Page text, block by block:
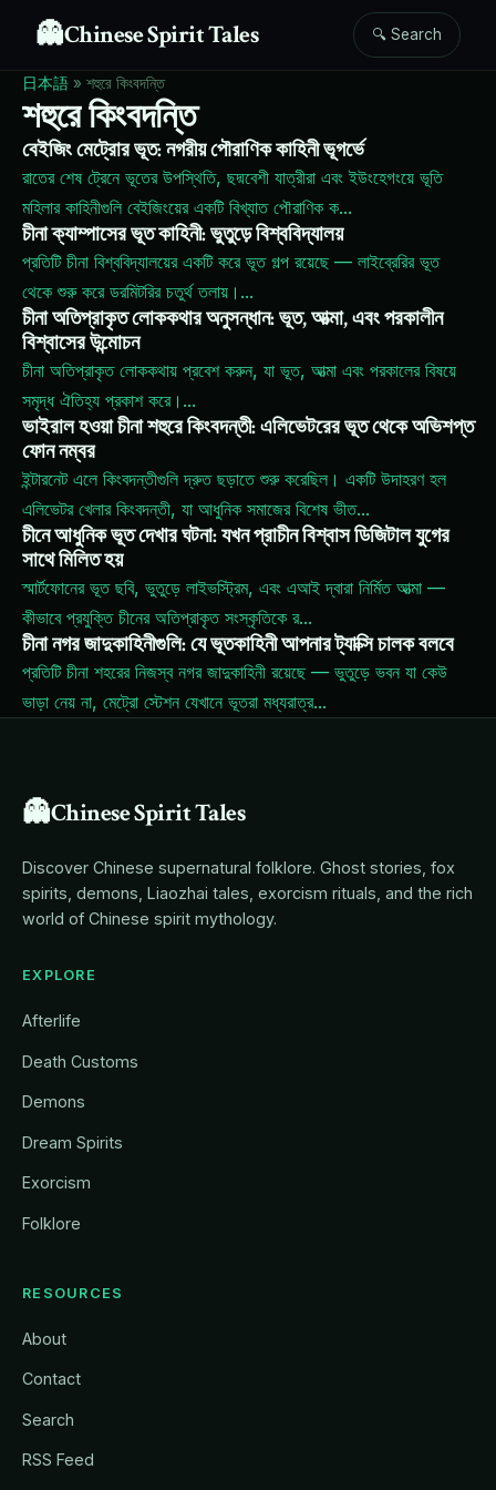
👻Chinese Spirit Tales 🔍 Search
日本語 » শহুরে কিংবদন্তি
শহুরে কিংবদন্তি
বেইজিং মেট্রোর ভূত: নগরীয় পৌরাণিক কাহিনী ভূগর্ভে
রাতের শেষ ট্রেনে ভূতের উপস্থিতি, ছদ্মবেশী যাত্রীরা এবং ইউংহেগংয়ে ভূতি
মহিলার কাহিনীগুলি বেইজিংয়ের একটি বিখ্যাত পৌরাণিক ক...
চীনা ক্যাম্পাসের ভূত কাহিনী: ভুতুড়ে বিশ্ববিদ্যালয়
প্রতিটি চীনা বিশ্ববিদ্যালয়ের একটি করে ভূত গল্প রয়েছে — লাইব্রেরির ভূত
থেকে শুরু করে ডরমিটরির চতুর্থ তলায়। ...
চীনা অতিপ্রাকৃত লোককথার অনুসন্ধান: ভূত, আত্মা, এবং পরকালীন
বিশ্বাসের উন্মোচন
চীনা অতিপ্রাকৃত লোককথায় প্রবেশ করুন, যা ভূত, আত্মা এবং পরকালের বিষয়ে
সমৃদ্ধ ঐতিহ্য প্রকাশ করে। ...
ভাইরাল হওয়া চীনা শহুরে কিংবদন্তী: এলিভেটরের ভূত থেকে অভিশপ্ত
ফোন নম্বর
ইন্টারনেট এলে কিংবদন্তীগুলি দ্রুত ছড়াতে শুরু করেছিল। একটি উদাহরণ হল
এলিভেটর খেলার কিংবদন্তী, যা আধুনিক সমাজের বিশেষ ভীত...
চীনে আধুনিক ভূত দেখার ঘটনা: যখন প্রাচীন বিশ্বাস ডিজিটাল যুগের
সাথে মিলিত হয়
স্মার্টফোনের ভূত ছবি, ভুতুড়ে লাইভস্ট্রিম, এবং এআই দ্বারা নির্মিত আত্মা —
কীভাবে প্রযুক্তি চীনের অতিপ্রাকৃত সংস্কৃতিকে র...
চীনা নগর জাদুকাহিনীগুলি: যে ভূতকাহিনী আপনার ট্যাক্সি চালক বলবে
প্রতিটি চীনা শহরের নিজস্ব নগর জাদুকাহিনী রয়েছে — ভুতুড়ে ভবন যা কেউ
ভাড়া নেয় না, মেট্রো স্টেশন যেখানে ভূতরা মধ্যরাত্র...
👻Chinese Spirit Tales
Discover Chinese supernatural folklore. Ghost stories, fox
spirits, demons, Liaozhai tales, exorcism rituals, and the rich
world of Chinese spirit mythology.
EXPLORE
Afterlife
Death Customs
Demons
Dream Spirits
Exorcism
Folklore
RESOURCES
About
Contact
Search
RSS Feed